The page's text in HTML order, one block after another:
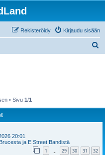
Kirjaudu sisään
Rekisteröidy
• Sivu 1/1
20:01
ja E Street Bandistä
1 29 30 31 32